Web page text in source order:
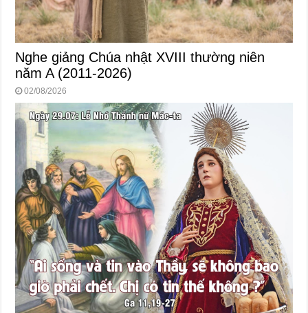
Nghe giảng Chúa nhật XVIII thường niên
năm A (2011-2026)
02/08/2026